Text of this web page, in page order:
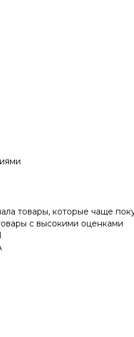
товары, которые чаще
с высокими оценками